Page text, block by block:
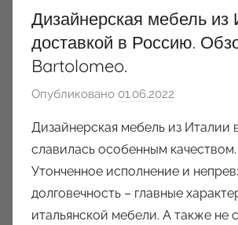
Дизайнерская мебель из
доставкой в Россию.
Bartolomeo.
Опубликовано 01.06.2022
т
о
р
о
м
Дизайнерская мебель из Италии
славилась особенным
Утонченное исполнение и
долговечность – главные
итальянской мебели. А также не